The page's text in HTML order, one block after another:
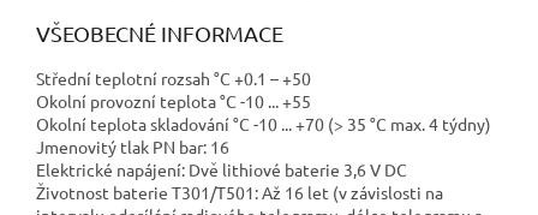
VŠEOBECNÉ INFORMACE
Střední teplotní rozsah °C +0.1 – +50
Okolní provozní teplota °C -10 ... +55
Okolní teplota skladování °C -10 ... +70 (> 35 °C max. 4 týdny)
Jmenovitý tlak PN bar: 16
Elektrické napájení: Dvě lithiové baterie 3,6 V DC
Životnost baterie T301/T501: Až 16 let (v závislosti na